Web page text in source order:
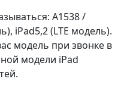
A1538 /
iPad5,2 (LTE модель).
модель при звонке в
модели iPad